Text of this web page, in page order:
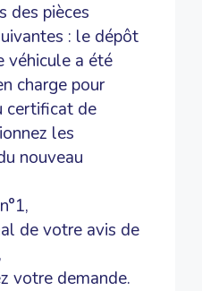
des pièces
: le dépôt
véhicule a été
charge pour
certificat de
les
nouveau
de votre avis de
votre demande.